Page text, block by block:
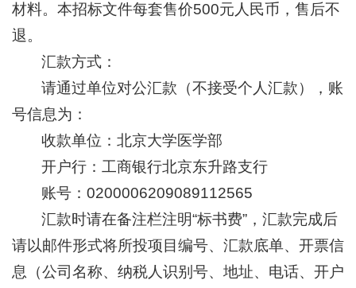
+
材料。本招标文件每套售价500元人民币，售后不
退。
汇款方式：
请通过单位对公汇款（不接受个人汇款），账
号信息为：
收款单位：北京大学医学部
开户行：工商银行北京东升路支行
账号：0200006209089112565
汇款时请在备注栏注明“标书费”，汇款完成后
请以邮件形式将所投项目编号、汇款底单、开票信
息（公司名称、纳税人识别号、地址、电话、开户